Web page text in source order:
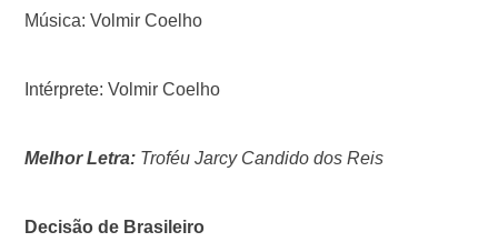
Música: Volmir Coelho
Intérprete: Volmir Coelho
Melhor Letra: Troféu Jarcy Candido dos Reis
Decisão de Brasileiro